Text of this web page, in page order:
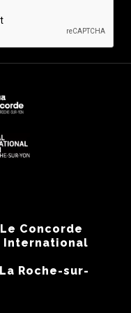
Concorde
International
Roche-sur-